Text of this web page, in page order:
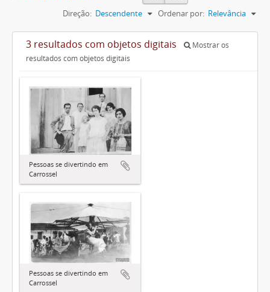
Ordenar por: Relevância
Direção: Descendente
3 resultados com objetos digitais
Mostrar os
resultados com objetos digitais
Pessoas se divertindo em
Carrossel
Pessoas se divertindo em
Carrossel